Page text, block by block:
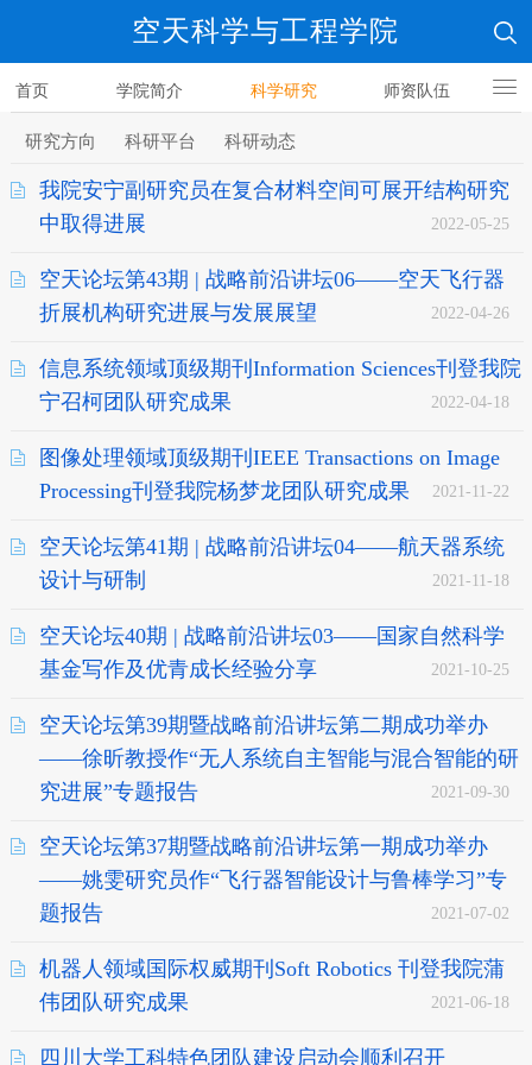
空天科学与工程学院
首页 学院简介 科学研究 师资队伍
人才培养
研究方向 科研平台 科研动态
我院安宁副研究员在复合材料空间可展开结构研究
中取得进展
2022-05-25
空天论坛第43期 | 战略前沿讲坛06——空天飞行器
折展机构研究进展与发展展望
2022-04-26
信息系统领域顶级期刊Information Sciences刊登我院
宁召柯团队研究成果
2022-04-18
图像处理领域顶级期刊IEEE Transactions on Image
Processing刊登我院杨梦龙团队研究成果
2021-11-22
空天论坛第41期 | 战略前沿讲坛04——航天器系统
设计与研制
2021-11-18
空天论坛40期 | 战略前沿讲坛03——国家自然科学
基金写作及优青成长经验分享
2021-10-25
空天论坛第39期暨战略前沿讲坛第二期成功举办
——徐昕教授作“无人系统自主智能与混合智能的研
究进展”专题报告
2021-09-30
空天论坛第37期暨战略前沿讲坛第一期成功举办
——姚雯研究员作“飞行器智能设计与鲁棒学习”专
题报告
2021-07-02
机器人领域国际权威期刊Soft Robotics 刊登我院蒲
伟团队研究成果
2021-06-18
四川大学工科特色团队建设启动会顺利召开